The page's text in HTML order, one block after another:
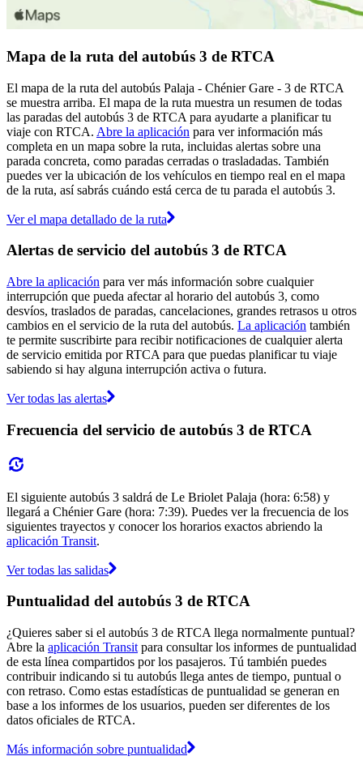
Mapa de la ruta del autobús 3 de RTCA
El mapa de la ruta del autobús Palaja - Chénier Gare - 3 de RTCA
se muestra arriba. El mapa de la ruta muestra un resumen de todas
las paradas del autobús 3 de RTCA para ayudarte a planificar tu
viaje con RTCA. Abre la aplicación para ver información más
completa en un mapa sobre la ruta, incluidas alertas sobre una
parada concreta, como paradas cerradas o trasladadas. También
puedes ver la ubicación de los vehículos en tiempo real en el mapa
de la ruta, así sabrás cuándo está cerca de tu parada el autobús 3.
Ver el mapa detallado de la ruta
Alertas de servicio del autobús 3 de RTCA
Abre la aplicación para ver más información sobre cualquier
interrupción que pueda afectar al horario del autobús 3, como
desvíos, traslados de paradas, cancelaciones, grandes retrasos u otros
cambios en el servicio de la ruta del autobús. La aplicación también
te permite suscribirte para recibir notificaciones de cualquier alerta
de servicio emitida por RTCA para que puedas planificar tu viaje
sabiendo si hay alguna interrupción activa o futura.
Ver todas las alertas
Frecuencia del servicio de autobús 3 de RTCA
El siguiente autobús 3 saldrá de Le Briolet Palaja (hora: 6:58) y
llegará a Chénier Gare (hora: 7:39). Puedes ver la frecuencia de los
siguientes trayectos y conocer los horarios exactos abriendo la
aplicación Transit.
Ver todas las salidas
Puntualidad del autobús 3 de RTCA
¿Quieres saber si el autobús 3 de RTCA llega normalmente puntual?
Abre la aplicación Transit para consultar los informes de puntualidad
de esta línea compartidos por los pasajeros. Tú también puedes
contribuir indicando si tu autobús llega antes de tiempo, puntual o
con retraso. Como estas estadísticas de puntualidad se generan en
base a los informes de los usuarios, pueden ser diferentes de los
datos oficiales de RTCA.
Más información sobre puntualidad